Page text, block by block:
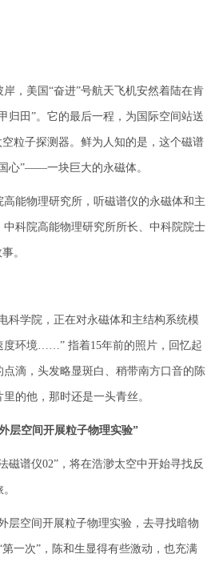
，美国“奋进”号航天飞机安然着陆在肯
归田”。它的最后一程，为国际空间站送
空粒子探测器。鲜为人知的是，这个磁谱
心”——一块巨大的永磁体。
能物理研究所，听磁谱仪的永磁体和主
科院高能物理研究所所长、中科院院士
。
学院，正在对永磁体和主结构系统模
度环境……” 指着15年前的照片，回忆起
滴，头发略显斑白、稍带南方口音的陈
的他，那时还是一头青丝。
层空间开展粒子物理实验”
谱仪02”，将在浩渺太空中开始寻找反
空间开展粒子物理实验，去寻找暗物
一次”，陈和生显得有些激动，也充满